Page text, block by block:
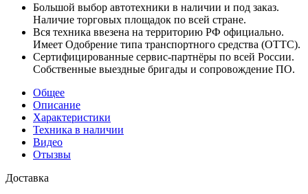
Большой выбор автотехники в наличии и под заказ.
Наличие торговых площадок по всей стране.
Вся техника ввезена на территорию РФ официально.
Имеет Одобрение типа транспортного средства (ОТТС).
Сертифицированные сервис-партнёры по всей России.
Собственные выездные бригады и сопровождение ПО.
Общее
Описание
Характеристики
Техника в наличии
Видео
Отызвы
Доставка